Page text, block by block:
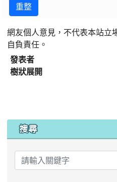
重整
網友個人意見，不代表本站立
自負責任。
發表者
樹狀展開
搜尋